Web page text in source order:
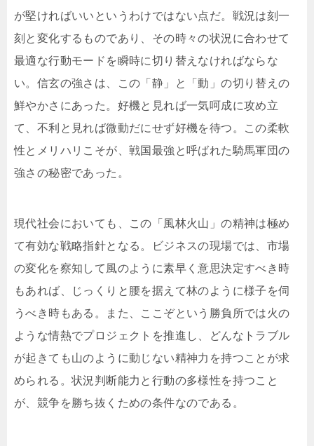
が堅ければいいというわけではない点だ。戦況は刻一
刻と変化するものであり、その時々の状況に合わせて
最適な行動モードを瞬時に切り替えなければならな
い。信玄の強さは、この「静」と「動」の切り替えの
鮮やかさにあった。好機と見れば一気呵成に攻め立
て、不利と見れば微動だにせず好機を待つ。この柔軟
性とメリハリこそが、戦国最強と呼ばれた騎馬軍団の
強さの秘密であった。
現代社会においても、この「風林火山」の精神は極め
て有効な戦略指針となる。ビジネスの現場では、市場
の変化を察知して風のように素早く意思決定すべき時
もあれば、じっくりと腰を据えて林のように様子を伺
うべき時もある。また、ここぞという勝負所では火の
ような情熱でプロジェクトを推進し、どんなトラブル
が起きても山のように動じない精神力を持つことが求
められる。状況判断能力と行動の多様性を持つこと
が、競争を勝ち抜くための条件なのである。